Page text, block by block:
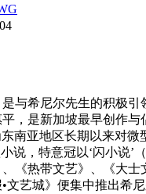
希尼尔先生的积极引
是新加坡最早创作与
东南亚地区长期以来对
说，特意冠以‘闪小说
《热带文艺》、《大
文艺城》便集中推出